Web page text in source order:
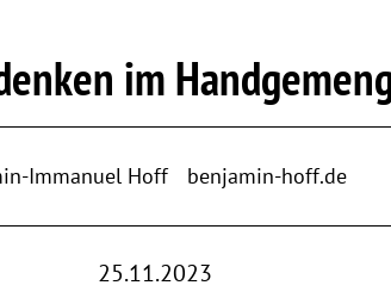
im
Immanuel Hoff benjamin-hoff.de
25.11.2023